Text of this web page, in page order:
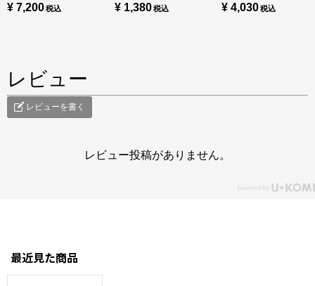
¥ 7,200 ¥ 1,380 ¥ 4,030
レビュー
レビューを書く
レビュー投稿がありません。
最近見た商品